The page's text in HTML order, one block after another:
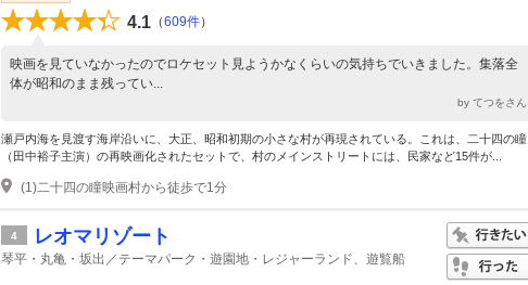
4.1 （609件）
映画を見ていなかったのでロケセット見ようかなくらいの気持ちでいきました。集落全
体が昭和のまま残ってい...
by てつをさん
瀬戸内海を見渡す海岸沿いに、大正、昭和初期の小さな村が再現されている。これは、二十四の瞳
（田中裕子主演）の再映画化されたセットで、村のメインストリートには、民家など15件が...
(1)二十四の瞳映画村から徒歩で1分
4 レオマリゾート
琴平・丸亀・坂出／テーマパーク・遊園地・レジャーランド、遊覧船